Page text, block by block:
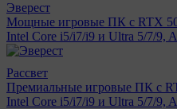
Эверест
Мощные игровые ПК с RTX
Intel Core i5/i7/i9 и Ultra 5/7/9,
Рассвет
Премиальные игровые ПК с
Intel Core i5/i7/i9 и Ultra 5/7/9,